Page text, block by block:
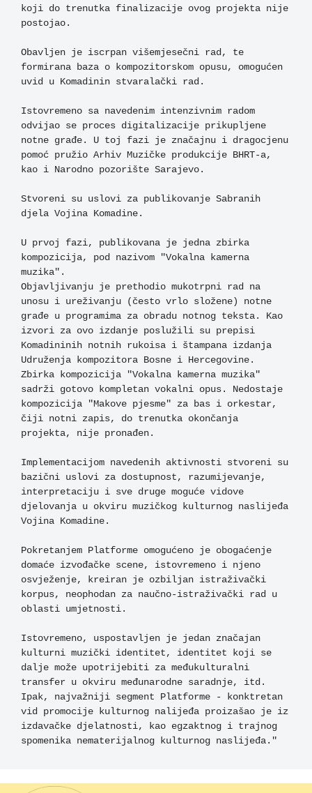
koji do trenutka finalizacije ovog projekta nije
postojao.
Obavljen je iscrpan višemjesečni rad, te
formirana baza o kompozitorskom opusu, omogućen
uvid u Komadinin stvaralački rad.
Istovremeno sa navedenim intenzivnim radom
odvijao se proces digitalizacije prikupljene
notne građe. U toj fazi je značajnu i dragocjenu
pomoć pružio Arhiv Muzičke produkcije BHRT-a,
kao i Narodno pozorište Sarajevo.
Stvoreni su uslovi za publikovanje Sabranih
djela Vojina Komadine.
U prvoj fazi, publikovana je jedna zbirka
kompozicija, pod nazivom "Vokalna kamerna
muzika".
Objavljivanju je prethodio mukotrpni rad na
unosu i ureživanju (često vrlo složene) notne
građe u programima za obradu notnog teksta. Kao
izvori za ovo izdanje poslužili su prepisi
Komadininih notnih rukoisa i štampana izdanja
Udruženja kompozitora Bosne i Hercegovine.
Zbirka kompozicija "Vokalna kamerna muzika"
sadrži gotovo kompletan vokalni opus. Nedostaje
kompozicija "Makove pjesme" za bas i orkestar,
čiji notni zapis, do trenutka okončanja
projekta, nije pronađen.
Implementacijom navedenih aktivnosti stvoreni su
bazični uslovi za dostupnost, razumijevanje,
interpretaciju i sve druge moguće vidove
djelovanja u okviru muzičkog kulturnog naslijeđa
Vojina Komadine.
Pokretanjem Platforme omogućeno je obogaćenje
domaće izvođačke scene, istovremeno i njeno
osvježenje, kreiran je ozbiljan istraživački
korpus, neophodan za naučno-istraživački rad u
oblasti umjetnosti.
Istovremeno, uspostavljen je jedan značajan
kulturni muzički identitet, identitet koji se
dalje može upotrijebiti za međukulturalni
transfer u okviru međunarodne saradnje, itd.
Ipak, najvažniji segment Platforme - konktretan
vid promocije kulturnog nalijeđa proizašao je iz
izdavačke djelatnosti, kao egzaktnog i trajnog